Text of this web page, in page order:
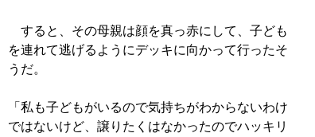
すると、その母親は顔を真っ赤にして、子ども
を連れて逃げるようにデッキに向かって行ったそ
うだ。
「私も子どもがいるので気持ちがわからないわけ
ではないけど、譲りたくはなかったのでハッキリ